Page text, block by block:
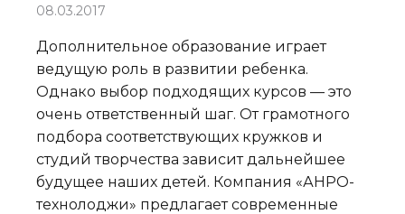
08.03.2017
Дополнительное образование играет
ведущую роль в развитии ребенка.
Однако выбор подходящих курсов — это
очень ответственный шаг. От грамотного
подбора соответствующих кружков и
студий творчества зависит дальнейшее
будущее наших детей. Компания «АНРО-
технолоджи» предлагает современные